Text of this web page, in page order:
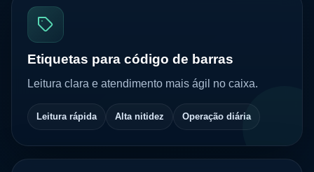
Etiquetas para código de barras
Leitura clara e atendimento mais ágil no caixa.
Leitura rápida Alta nitidez Operação diária